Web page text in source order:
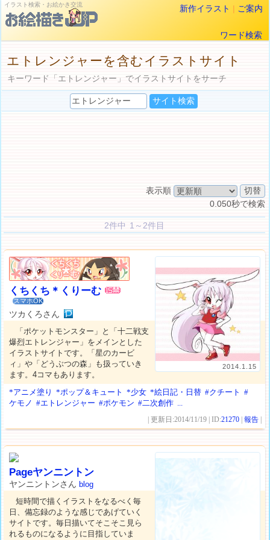
イラスト検索・お絵かき交流 新作イラスト | ご案内
ワード検索
エトレンジャーを含むイラストサイト
キーワード「エトレンジャー」でイラストサイトをサーチ
表示順
0.050秒で検索
2件中 1～2件目
2014.1.15
くちくち＊くりーむ
スマホOK
ツカくろさん
「ポケットモンスター」と「十二戦支
爆烈エトレンジャー」をメインとした
イラストサイトです。「星のカービ
ィ」や「どうぶつの森」も扱っていき
ます。4コマもあります。
*アニメ塗り
*ポップ＆キュート *少女 *絵日記・日替 #クチート
#
ケモノ #エトレンジャー #ポケモン #二次創作 ...
| 更新日:2014/11/19 | ID:21270 |報告
Pageヤンニントン
ヤンニントンさんblog
短時間で描くイラストをなるべく毎
日、備忘録のような感じであげていく
サイトです。毎日描いてそこそこ見ら
れるものになるように目指していま